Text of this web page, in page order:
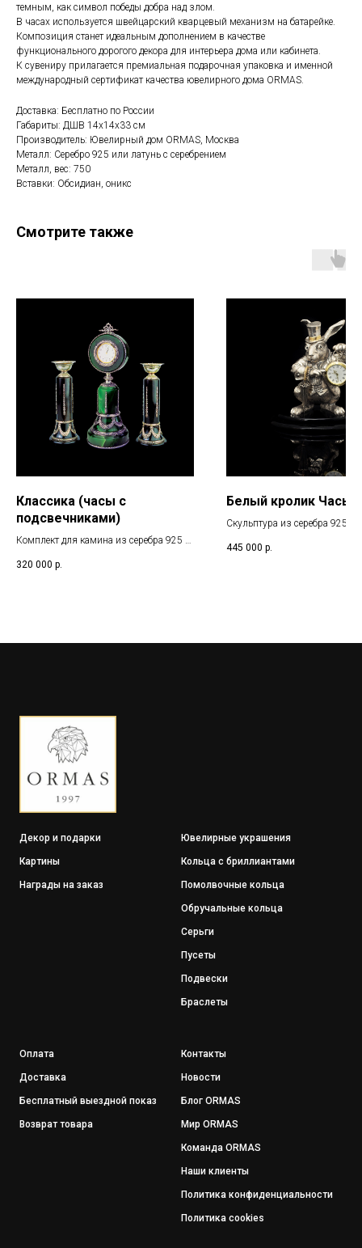
темным, как символ победы добра над злом.
В часах используется швейцарский кварцевый механизм на батарейке.
Композиция станет идеальным дополнением в качестве
функционального дорогого декора для интерьера дома или кабинета.
К сувениру прилагается премиальная подарочная упаковка и именной
международный сертификат качества ювелирного дома ORMAS.
Доставка: Бесплатно по России
Габариты: ДШВ 14x14x33 см
Производитель: Ювелирный дом ORMAS, Москва
Металл: Серебро 925 или латунь с серебрением
Металл, вес: 750
Вставки: Обсидиан, оникс
Смотрите также
Классика (часы с
подсвечниками)
Комплект для камина из серебра 925 с
320 000 р.
Белый кролик Часы
Скульптура из серебра 925 с
обсидиана с часами
445 000 р.
Декор и подарки
Картины
Награды на заказ
Ювелирные украшения
Кольца с бриллиантами
Помолвочные кольца
Обручальные кольца
Серьги
Пусеты
Подвески
Браслеты
Оплата
Доставка
Бесплатный выездной показ
Возврат товара
Контакты
Новости
Блог ORMAS
Мир ORMAS
Команда ORMAS
Наши клиенты
Политика конфиденциальности
Политика cookies